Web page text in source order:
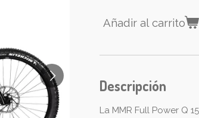
Añadir al carrito
Descripción
La MMR Full Power Q